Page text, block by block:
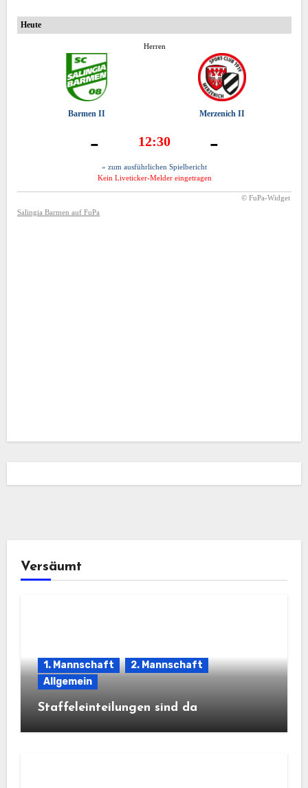
Versäumt
1. Mannschaft
2. Mannschaft
Allgemein
Staffeleinteilungen sind da